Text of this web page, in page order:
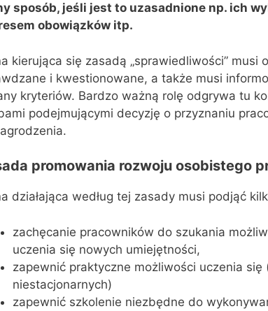
sposób, jeśli jest to uzasadnione np. ich
obowiązków itp.
kierująca się zasadą „sprawiedliwości” musi
i kwestionowane, a także musi
kryteriów. Bardzo ważną rolę odgrywa tu
podejmującymi decyzję o przyznaniu
promowania rozwoju osobistego
działająca według tej zasady musi podjąć
zachęcanie pracowników do szukania
uczenia się nowych umiejętności,
zapewnić praktyczne możliwości uczenia
niestacjonarnych)
zapewnić szkolenie niezbędne do